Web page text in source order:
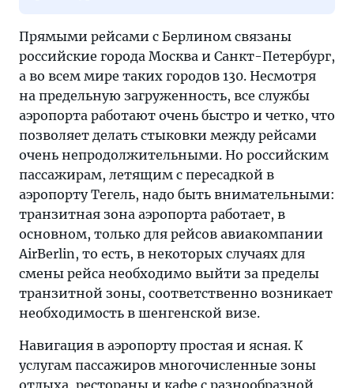
Прямыми рейсами с Берлином связаны
российские города Москва и Санкт-Петербург,
а во всем мире таких городов 130. Несмотря
на предельную загруженность, все службы
аэропорта работают очень быстро и четко, что
позволяет делать стыковки между рейсами
очень непродолжительными. Но российским
пассажирам, летящим с пересадкой в
аэропорту Тегель, надо быть внимательными:
транзитная зона аэропорта работает, в
основном, только для рейсов авиакомпании
AirBerlin, то есть, в некоторых случаях для
смены рейса необходимо выйти за пределы
транзитной зоны, соответственно возникает
необходимость в шенгенской визе.
Навигация в аэропорту простая и ясная. К
услугам пассажиров многочисленные зоны
отдыха, рестораны и кафе с разнообразной